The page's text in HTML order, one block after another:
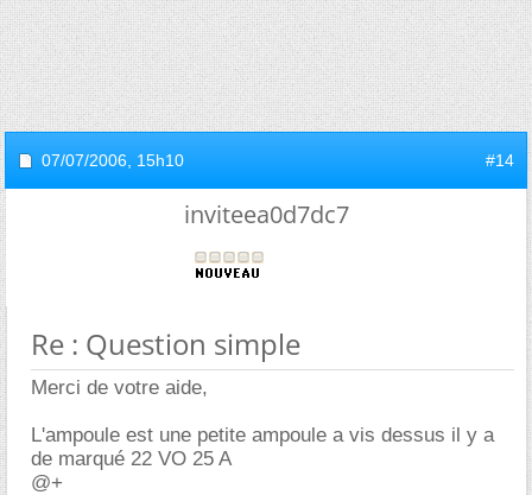
07/07/2006, 15h10 #14
inviteea0d7dc7
Re : Question simple
Merci de votre aide,
L'ampoule est une petite ampoule a vis dessus il y a
de marqué 22 VO 25 A
@+